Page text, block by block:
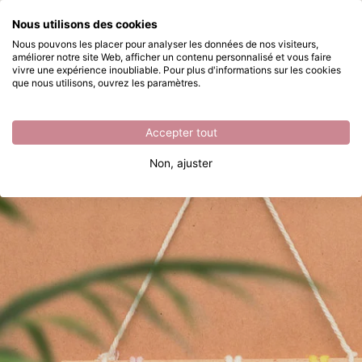
Passer au contenu principal
Disponible immédiatement Commencez avec nœuds de macramé
Que recherchez-vous ?
Nous utilisons des cookies
Nous pouvons les placer pour analyser les données de nos visiteurs,
améliorer notre site Web, afficher un contenu personnalisé et vous faire
vivre une expérience inoubliable. Pour plus d'informations sur les cookies
que nous utilisons, ouvrez les paramètres.
Accepter tout
Non, ajuster